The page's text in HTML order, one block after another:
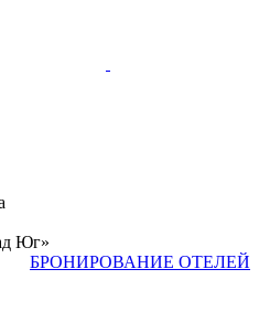
Юг»
БРОНИРОВАНИЕ ОТЕЛЕЙ